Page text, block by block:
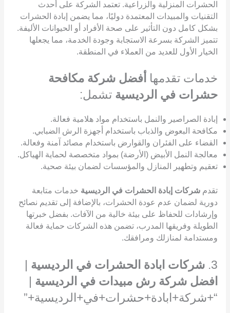
الحشرات المنزلية والزراعية. تعتمد الشركة على أحدث
التقنيات والمبيدات المعتمدة دوليًا، مما يضمن إبادة الحشرات
بشكل كامل دون التأثير على صحة الأفراد أو الحيوانات الأليفة.
تتميز الشركة بسرعة الاستجابة وجودة الخدمة، مما يجعلها
الخيار الأول للعديد من العملاء في المنطقة.
خدمات تقدمها أفضل شركة مكافحة
حشرات في الرديسية تشمل:
إبادة الصراصير والنمل باستخدام مواد هلامية فعالة.
مكافحة البعوض والذباب باستخدام أجهزة الرش الضبابي.
القضاء على الفئران والقوارض باستخدام مصائد آمنة وفعالة.
معالجة النمل الأبيض (الأرضة) بمواد متخصصة لحماية الهياكل.
تعقيم وتطهير المنازل والمؤسسات لضمان بيئة صحية.
تقدم شركات إبادة الحشرات في الرديسية خدمات متابعة
دورية لضمان عدم عودة الحشرات، بالإضافة إلى تقديم نصائح
وإرشادات للحفاظ على بيئة خالية من الآفات. بفضل خبرتها
الطويلة وفريقها المدرب، تضمن هذه الشركات حماية فعالة
ومستدامة لمنازلك ومرافقك.
3. شركات ابادة الحشرات في الرديسية |
افضل شركة رش مبيدات في الرديسية |
“+شركة+ابادة+حشرات+في+الرديسية+”